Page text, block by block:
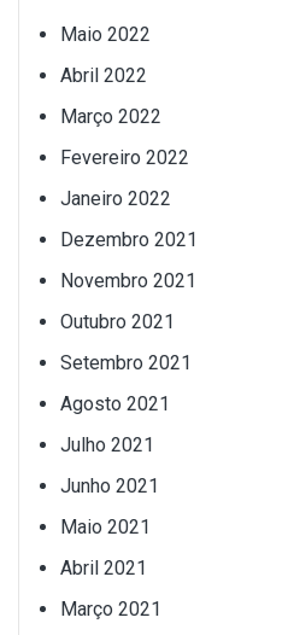
Maio 2022
Abril 2022
Março 2022
Fevereiro 2022
Janeiro 2022
Dezembro 2021
Novembro 2021
Outubro 2021
Setembro 2021
Agosto 2021
Julho 2021
Junho 2021
Maio 2021
Abril 2021
Março 2021